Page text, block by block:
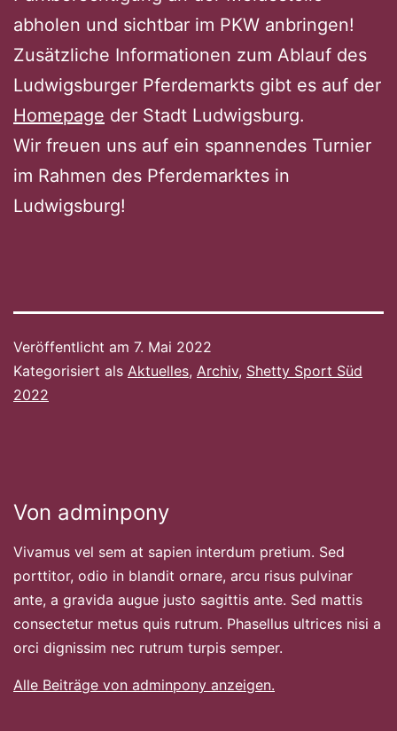
abholen und sichtbar im PKW anbringen!
Zusätzliche Informationen zum Ablauf des
Ludwigsburger Pferdemarkts gibt es auf der
Homepage der Stadt Ludwigsburg.
Wir freuen uns auf ein spannendes Turnier
im Rahmen des Pferdemarktes in
Ludwigsburg!
Veröffentlicht am 7. Mai 2022
Kategorisiert als Aktuelles, Archiv, Shetty Sport Süd
2022
Von adminpony
Vivamus vel sem at sapien interdum pretium. Sed
porttitor, odio in blandit ornare, arcu risus pulvinar
ante, a gravida augue justo sagittis ante. Sed mattis
consectetur metus quis rutrum. Phasellus ultrices nisi a
orci dignissim nec rutrum turpis semper.
Alle Beiträge von adminpony anzeigen.